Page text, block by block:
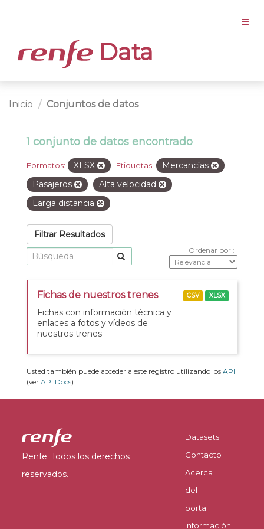
Data
Inicio Conjuntos de datos
1 conjunto de datos encontrado
Formatos: XLSX Etiquetas:
Mercancías
Pasajeros
Alta velocidad
Larga distancia
Filtrar Resultados
Ordenar por
Fichas de nuestros trenes
Fichas con información técnica y
enlaces a fotos y vídeos de
nuestros trenes
CSV XLSX
Usted también puede acceder a este registro utilizando los API
(ver API Docs).
Renfe. Todos los derechos
reservados.
Datasets
Contacto
Acerca
del
portal
Información